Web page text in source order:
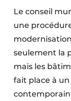
Façades
Géotextiles
Protection
Le conseil
une
seulement la
mais les
fait place à